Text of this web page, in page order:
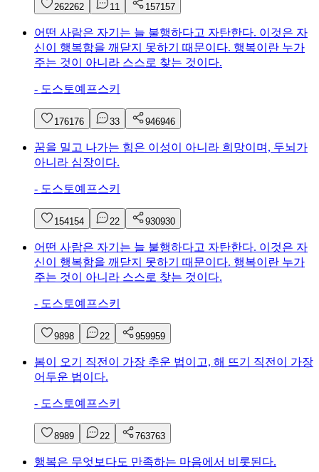
262262 11 157157
어떤 사람은 자기는 늘 불행하다고 자탄한다. 이것은 자
신이 행복함을 깨닫지 못하기 때문이다. 행복이란 누가
주는 것이 아니라 스스로 찾는 것이다.
- 도스토예프스키
176176 33 946946
꿈을 밀고 나가는 힘은 이성이 아니라 희망이며, 두뇌가
아니라 심장이다.
- 도스토예프스키
154154 22 930930
어떤 사람은 자기는 늘 불행하다고 자탄한다. 이것은 자
신이 행복함을 깨닫지 못하기 때문이다. 행복이란 누가
주는 것이 아니라 스스로 찾는 것이다.
- 도스토예프스키
9898 22 959959
봄이 오기 직전이 가장 추운 법이고, 해 뜨기 직전이 가장
어두운 법이다.
- 도스토예프스키
8989 22 763763
행복은 무엇보다도 만족하는 마음에서 비롯된다.